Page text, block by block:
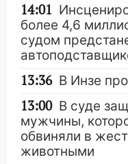
14:01
более 4,6
судом
13:36 В Инзе
13:00 В суде
мужчины,
обвиняли в
животными